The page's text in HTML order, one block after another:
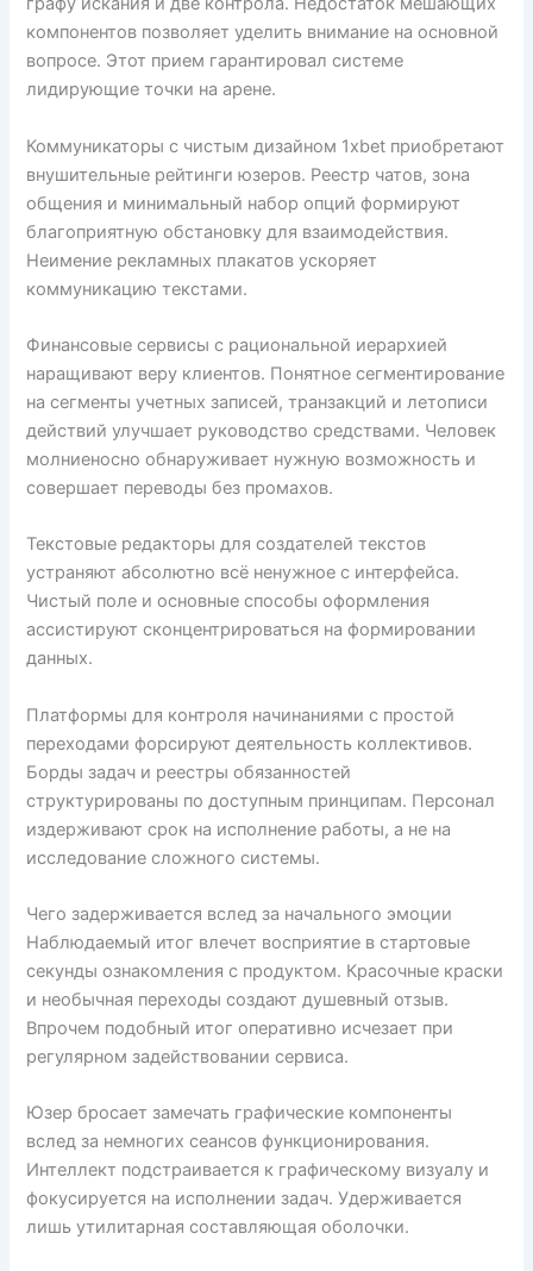
компонентов позволяет уделить внимание на основной
вопросе. Этот прием гарантировал системе
лидирующие точки на арене.
Коммуникаторы с чистым дизайном 1xbet приобретают
внушительные рейтинги юзеров. Реестр чатов, зона
общения и минимальный набор опций формируют
благоприятную обстановку для взаимодействия.
Неимение рекламных плакатов ускоряет
коммуникацию текстами.
Финансовые сервисы с рациональной иерархией
наращивают веру клиентов. Понятное сегментирование
на сегменты учетных записей, транзакций и летописи
действий улучшает руководство средствами. Человек
молниеносно обнаруживает нужную возможность и
совершает переводы без промахов.
Текстовые редакторы для создателей текстов
устраняют абсолютно всё ненужное с интерфейса.
Чистый поле и основные способы оформления
ассистируют сконцентрироваться на формировании
данных.
Платформы для контроля начинаниями с простой
переходами форсируют деятельность коллективов.
Борды задач и реестры обязанностей
структурированы по доступным принципам. Персонал
издерживают срок на исполнение работы, а не на
исследование сложного системы.
Чего задерживается вслед за начального эмоции
Наблюдаемый итог влечет восприятие в стартовые
секунды ознакомления с продуктом. Красочные краски
и необычная переходы создают душевный отзыв.
Впрочем подобный итог оперативно исчезает при
регулярном задействовании сервиса.
Юзер бросает замечать графические компоненты
вслед за немногих сеансов функционирования.
Интеллект подстраивается к графическому визуалу и
фокусируется на исполнении задач. Удерживается
лишь утилитарная составляющая оболочки.